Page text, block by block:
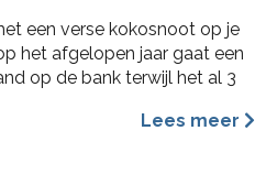
een verse kokosnoot op je
het afgelopen jaar gaat een
op de bank terwijl het al 3
nieuwe inzichten, verbinding
Lees meer